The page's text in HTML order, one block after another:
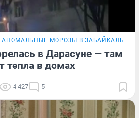
АНОМАЛЬНЫЕ МОРОЗЫ В ЗАБАЙКАЛЬЕ
в Дарасуне — там
тепла в домах
4 427 5